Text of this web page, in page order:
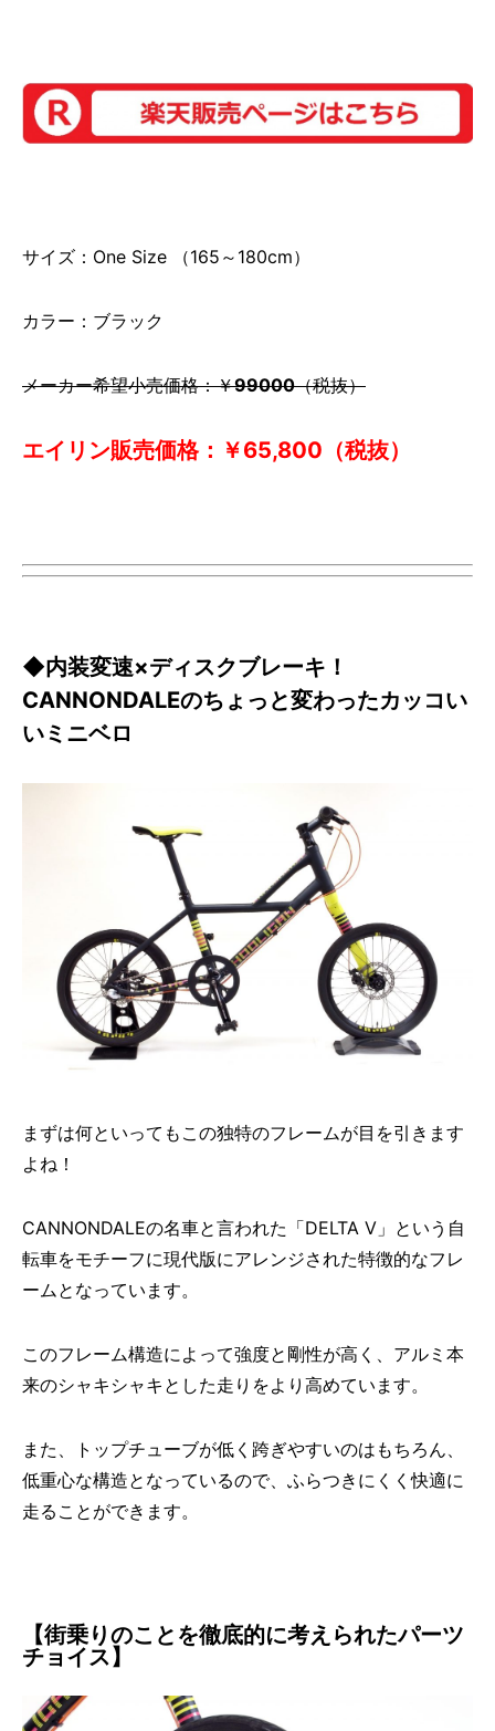
サイズ：One Size （165～180cm）
カラー：ブラック
メーカー希望小売価格：￥99000（税抜）
エイリン販売価格：￥65,800（税抜）
◆内装変速×ディスクブレーキ！
CANNONDALEのちょっと変わったカッコい
いミニベロ
まずは何といってもこの独特のフレームが目を引きます
よね！
CANNONDALEの名車と言われた「DELTA V」という自
転車をモチーフに現代版にアレンジされた特徴的なフレ
ームとなっています。
このフレーム構造によって強度と剛性が高く、アルミ本
来のシャキシャキとした走りをより高めています。
また、トップチューブが低く跨ぎやすいのはもちろん、
低重心な構造となっているので、ふらつきにくく快適に
走ることができます。
【街乗りのことを徹底的に考えられたパーツ
チョイス】